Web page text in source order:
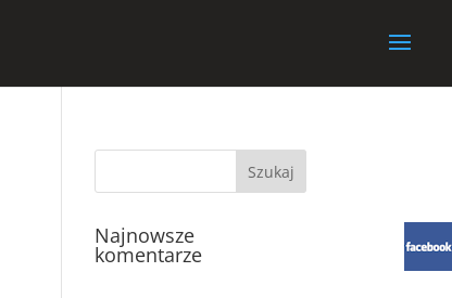
Najnowsze
komentarze